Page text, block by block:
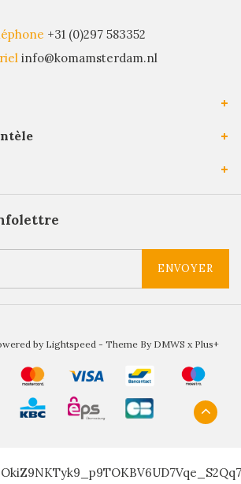
+31 (0)297 583352
info@komamsterdam.nl
ENVOYER
by Lightspeed - Theme By DMWS x Plus+